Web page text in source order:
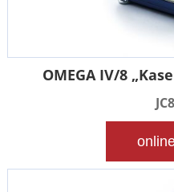
OMEGA IV/8